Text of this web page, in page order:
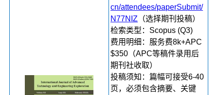
cn/attendees/paperSubmit/
N77NIZ （选择期刊投稿）
检索类型：Scopus (Q3)
费用明细：服务费8k+APC
$350（APC等稿件录用后
期刊社收取）
投稿须知：篇幅可接受6-40
页，必须包含摘要、关键